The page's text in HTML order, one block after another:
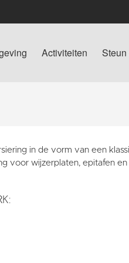
Activiteiten
in de vorm van een
voor wijzerplaten, epitafen en